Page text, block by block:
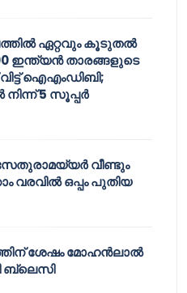
ഏറ്റവും കൂടുതൽ
ഇന്ത്യൻ താരങ്ങളുടെ
വിട്ട് ഐഎംഡിബി;
നിന്ന് 5 സൂപ്പർ
സേതുരാമയ്യർ വീണ്ടും
വരവിൽ ഒപ്പം പുതിയ
ശേഷം മോഹൻലാൽ
ബ്ലെസി